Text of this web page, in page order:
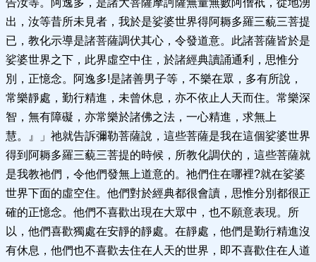
出，汝等昔所未見者，我於是娑婆世界得阿耨多羅三藐三菩提
已，教化示導是諸菩薩調伏其心，令發道意。此諸菩薩皆於是
娑婆世界之下，此界虛空中住，於諸經典讀誦通利，思惟分
別，正憶念。阿逸多!是諸善男子等，不樂在眾，多有所說，
常樂靜處，勤行精進，未曾休息，亦不依止人天而住。常樂深
智，無有障礙，亦常樂於諸佛之法，一心精進，求無上
慧。』」祂就告訴彌勒菩薩說，這些菩薩是我在這個娑婆世界
得到阿耨多羅三藐三菩提的時候，所教化調伏的，這些菩薩就
是我教祂們，令他們發無上道意的。祂們住在哪裡?就在娑婆
世界下面的虛空住。他們對於經典都很會讀，思惟分別都很正
確的正憶念。他們不喜歡出現在大眾中，也不願意表現。所
以，他們喜歡獨處在安靜的靜處。在靜處，他們是勤行精進沒
有休息，他們也不喜歡去住在人天的世界，即不喜歡住在人道